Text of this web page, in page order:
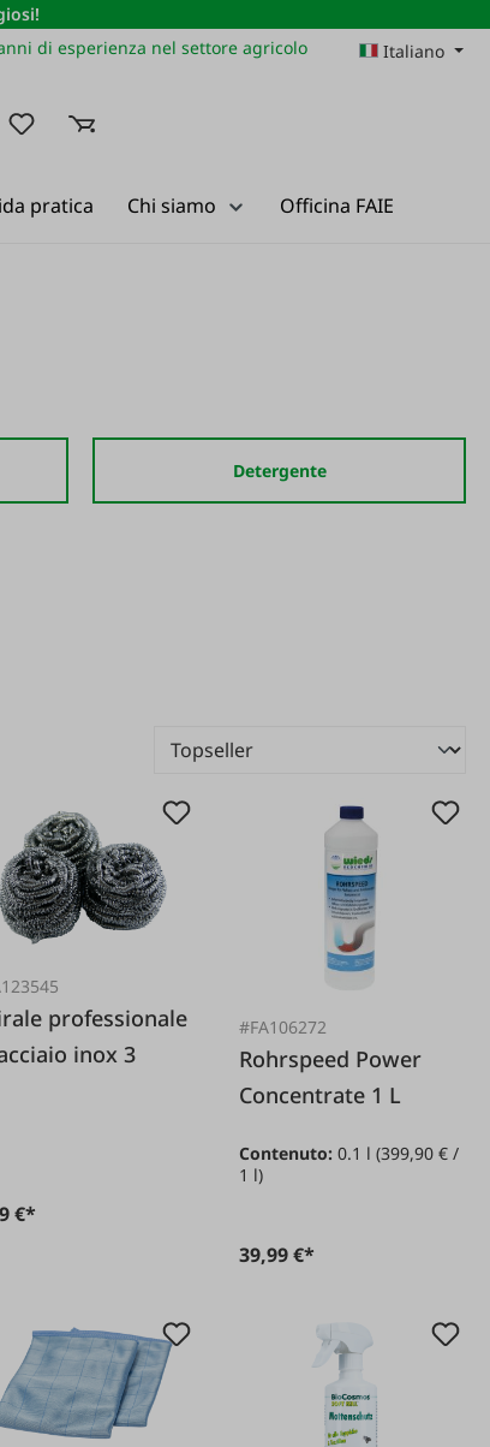
di esperienza nel settore agricolo Italiano
Hai 0 articoli nella lista dei desideri
pratica Chi siamo Officina FAIE
Detergente
professionale
inox 3
€*
#FA106272
Rohrspeed Power
Concentrate 1 L
Contenuto:0.1 l(399,90 € /
1 l)
39,99 €*